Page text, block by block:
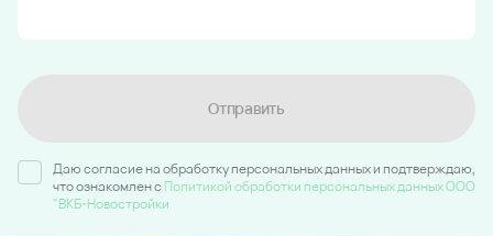
Отправить
Даю согласие на обработку персональных данных и подтверждаю,
что ознакомлен c Политикой обработки персональных данных ООО
"ВКБ-Новостройки